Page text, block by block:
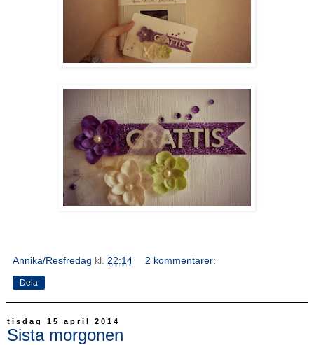
Annika/Resfredag kl. 22:14 2 kommentarer:
Dela
tisdag 15 april 2014
Sista morgonen